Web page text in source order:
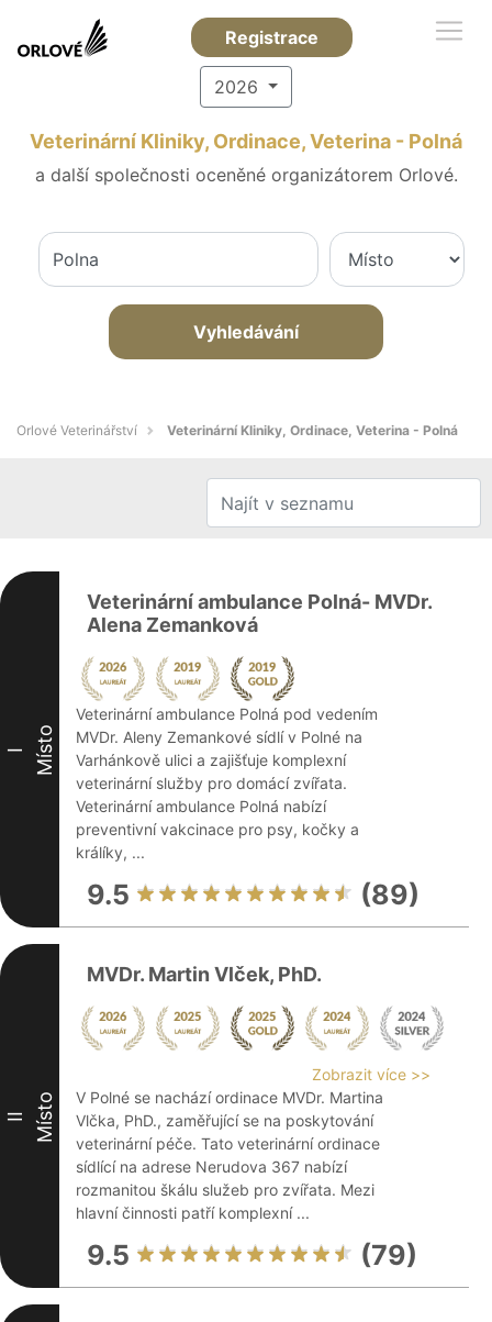
Registrace
2026
Veterinární Kliniky, Ordinace, Veterina - Polná
a další společnosti oceněné organizátorem Orlové.
Vyhledávání
Orlové Veterinářství Veterinární Kliniky, Ordinace, Veterina - Polná
I Místo
Veterinární ambulance Polná- MVDr.
Alena Zemanková
Veterinární ambulance Polná pod vedením
MVDr. Aleny Zemankové sídlí v Polné na
Varhánkově ulici a zajišťuje komplexní
veterinární služby pro domácí zvířata.
Veterinární ambulance Polná nabízí
preventivní vakcinace pro psy, kočky a
králíky, ...
9.5 (89)
II Místo
MVDr. Martin Vlček, PhD.
Zobrazit více >>
V Polné se nachází ordinace MVDr. Martina
Vlčka, PhD., zaměřující se na poskytování
veterinární péče. Tato veterinární ordinace
sídlící na adrese Nerudova 367 nabízí
rozmanitou škálu služeb pro zvířata. Mezi
hlavní činnosti patří komplexní ...
9.5 (79)